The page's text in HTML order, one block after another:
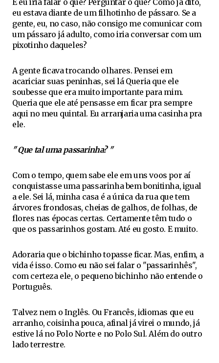
E eu iria falar o quê? Perguntar o quê? Como já dito,
eu estava diante de um filhotinho de pássaro. Se a
gente, eu, no caso, não consigo me comunicar com
um pássaro já adulto, como iria conversar com um
pixotinho daqueles?
A gente ficava trocando olhares. Pensei em
acariciar suas peninhas, sei lá Queria que ele
soubesse que era muito importante para mim.
Queria que ele até pensasse em ficar pra sempre
aqui no meu quintal. Eu arranjaria uma casinha pra
ele.
" Que tal uma passarinha? "
Com o tempo, quem sabe ele em uns voos por aí
conquistasse uma passarinha bem bonitinha, igual
a ele. Sei lá, minha casa é a única da rua que tem
árvores frondosas, cheias de galhos, de folhas, de
flores nas épocas certas. Certamente têm tudo o
que os passarinhos gostam. Até eu gosto. E muito.
Adoraria que o bichinho topasse ficar. Mas, enfim, a
vida é isso. Como eu não sei falar o "passarinhês",
com certeza ele, o pequeno bichinho não entende o
Português.
Talvez nem o Inglês. Ou Francês, idiomas que eu
arranho, coisinha pouca, afinal já virei o mundo, já
estive lá no Polo Norte e no Polo Sul. Além do outro
lado terrestre.